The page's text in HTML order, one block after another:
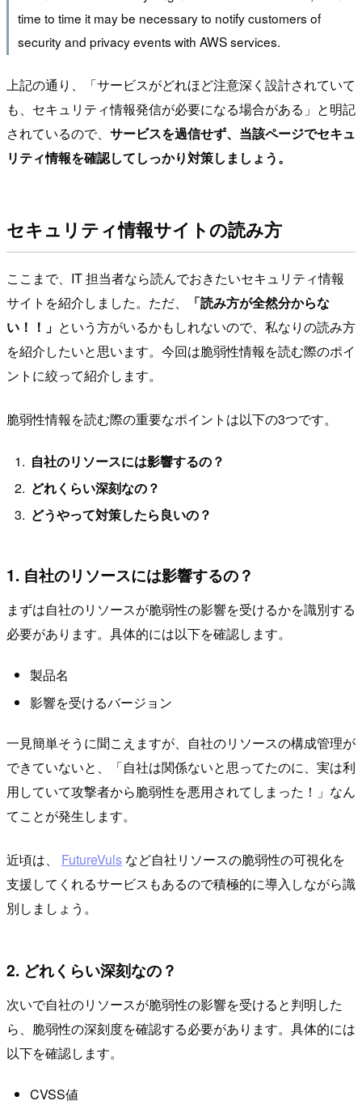
time to time it may be necessary to notify customers of
security and privacy events with AWS services.
上記の通り、「サービスがどれほど注意深く設計されていて
も、セキュリティ情報発信が必要になる場合がある」と明記
されているので、 サービスを過信せず、当該ページでセキュ
リティ情報を確認してしっかり対策しましょう。
セキュリティ情報サイトの読み方
ここまで、IT 担当者なら読んでおきたいセキュリティ情報
サイトを紹介しました。ただ、
「読み方が全然分からな
い！！」 という方がいるかもしれないので、私なりの読み方
を紹介したいと思います。今回は脆弱性情報を読む際のポイ
ントに絞って紹介します。
脆弱性情報を読む際の重要なポイントは以下の3つです。
自社のリソースには影響するの？
どれくらい深刻なの？
どうやって対策したら良いの？
1. 自社のリソースには影響するの？
まずは自社のリソースが脆弱性の影響を受けるかを識別する
必要があります。具体的には以下を確認します。
製品名
影響を受けるバージョン
一見簡単そうに聞こえますが、自社のリソースの構成管理が
できていないと、「自社は関係ないと思ってたのに、実は利
用していて攻撃者から脆弱性を悪用されてしまった！」なん
てことが発生します。
近頃は、 FutureVuls など自社リソースの脆弱性の可視化を
支援してくれるサービスもあるので積極的に導入しながら識
別しましょう。
2. どれくらい深刻なの？
次いで自社のリソースが脆弱性の影響を受けると判明した
ら、脆弱性の深刻度を確認する必要があります。具体的には
以下を確認します。
CVSS値